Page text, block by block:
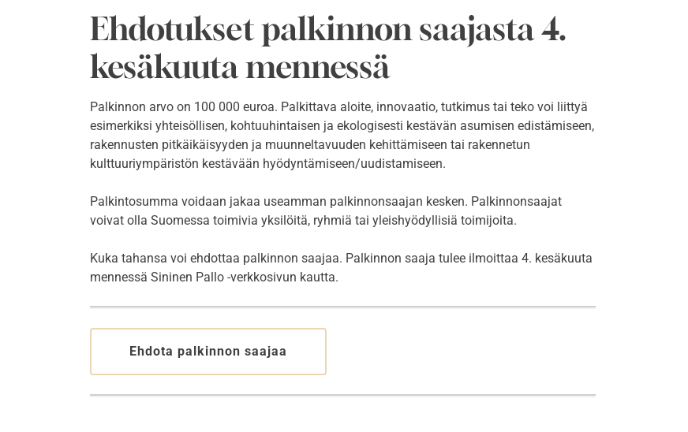
Ehdotukset palkinnon saajasta 4.
kesäkuuta mennessä
Palkinnon arvo on 100 000 euroa. Palkittava aloite, innovaatio, tutkimus tai teko voi liittyä
esimerkiksi yhteisöllisen, kohtuuhintaisen ja ekologisesti kestävän asumisen edistämiseen,
rakennusten pitkäikäisyyden ja muunneltavuuden kehittämiseen tai rakennetun
kulttuuriympäristön kestävään hyödyntämiseen/uudistamiseen.
Palkintosumma voidaan jakaa useamman palkinnonsaajan kesken. Palkinnonsaajat
voivat olla Suomessa toimivia yksilöitä, ryhmiä tai yleishyödyllisiä toimijoita.
Kuka tahansa voi ehdottaa palkinnon saajaa. Palkinnon saaja tulee ilmoittaa 4. kesäkuuta
mennessä Sininen Pallo -verkkosivun kautta.
Ehdota palkinnon saajaa